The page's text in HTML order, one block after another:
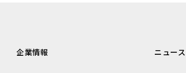
企業情報 ニュース